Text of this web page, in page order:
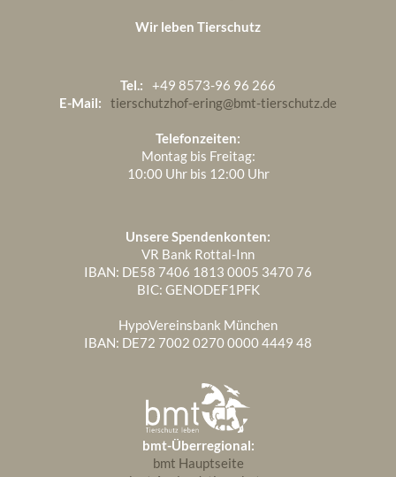
Wir leben Tierschutz
Tel.:
+49 8573-96 96 266
E-Mail:
tierschutzhof-ering@bmt-tierschutz.de
Telefonzeiten:
Montag bis Freitag:
10:00 Uhr bis 12:00 Uhr
Unsere Spendenkonten:
VR Bank Rottal-Inn
IBAN: DE58 7406 1813 0005 3470 76
BIC: GENODEF1PFK
HypoVereinsbank München
IBAN: DE72 7002 0270 0000 4449 48
bmt-Überregional:
bmt Hauptseite